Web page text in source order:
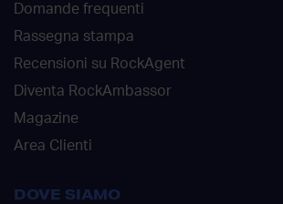
Domande frequenti
Rassegna stampa
Recensioni su RockAgent
Diventa RockAmbassor
Magazine
Area Clienti
DOVE SIAMO